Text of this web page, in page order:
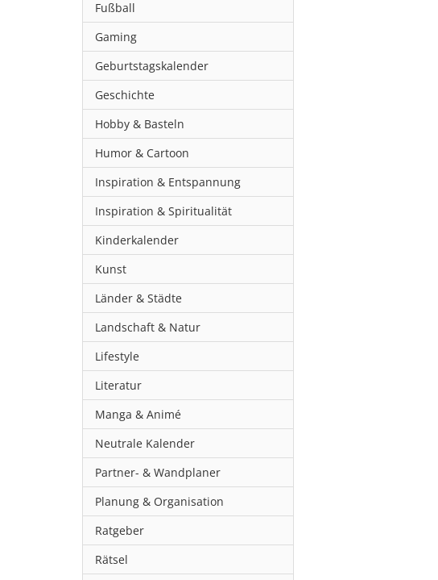
Fußball
Gaming
Geburtstagskalender
Geschichte
Hobby & Basteln
Humor & Cartoon
Inspiration & Entspannung
Inspiration & Spiritualität
Kinderkalender
Kunst
Länder & Städte
Landschaft & Natur
Lifestyle
Literatur
Manga & Animé
Neutrale Kalender
Partner- & Wandplaner
Planung & Organisation
Ratgeber
Rätsel